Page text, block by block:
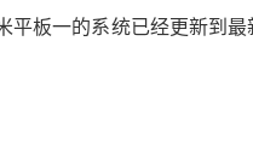
平板一的系统已经更新到